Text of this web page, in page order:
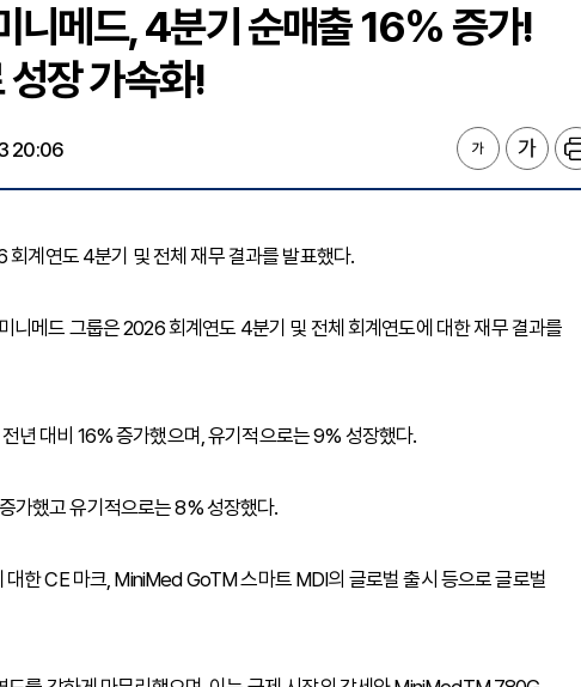
니메드, 4분기 순매출 16% 증가!
장 가속화!
20:06
계연도 4분기 및 전체 재무 결과를 발표했다.
메드 그룹은 2026 회계연도 4분기 및 전체 회계연도에 대한 재무 결과를
년 대비 16% 증가했으며, 유기적으로는 9% 성장했다.
가했고 유기적으로는 8% 성장했다.
한 CE 마크, MiniMed GoTM 스마트 MDI의 글로벌 출시 등으로 글로벌